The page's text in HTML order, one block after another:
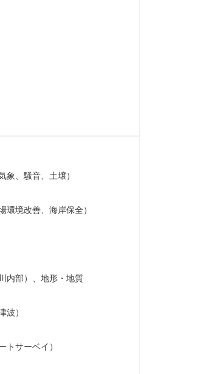
、騒音、土壌）
境改善、海岸保全）
内部）、地形・地質
波）
サーベイ）